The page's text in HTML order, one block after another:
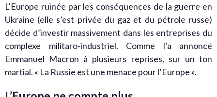
L’Europe ruinée par les conséquences de la guerre en
Ukraine (elle s’est privée du gaz et du pétrole russe)
décide d’investir massivement dans les entreprises du
complexe militaro-industriel. Comme l’a annoncé
Emmanuel Macron à plusieurs reprises, sur un ton
martial. « La Russie est une menace pour l’Europe ».